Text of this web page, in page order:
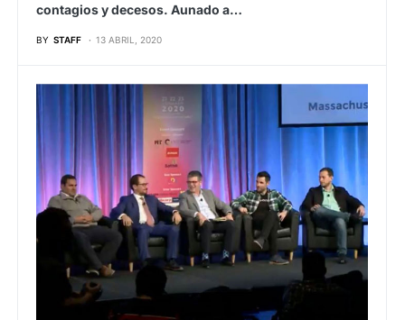
contagios y decesos. Aunado a…
BY STAFF 13 ABRIL, 2020